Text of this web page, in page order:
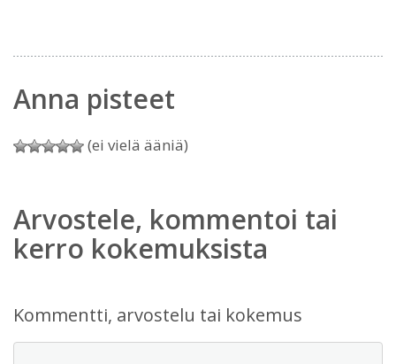
Anna pisteet
(ei vielä ääniä)
Arvostele, kommentoi tai
kerro kokemuksista
Kommentti, arvostelu tai kokemus